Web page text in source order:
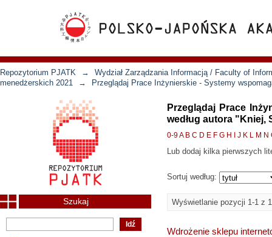
Repozytorium PJATK →
Wydział Zarządzania Informacją / Faculty of
menedżerskich 2021
→ Przeglądaj Prace Inżynierskie - Systemy
Przeglądaj Prace
według autora "Kniej,
0-9A B C D E F G H J K L M N
Lub dodaj kilka pierwszych
Sortuj według:
Wyświetlanie pozycji 1-1 z 1
Wdrożenie sklepu
Szukaj